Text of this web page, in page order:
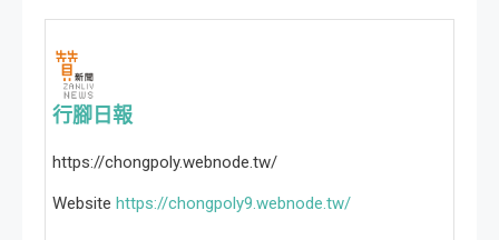
行腳日報
https://chongpoly.webnode.tw/
Website https://chongpoly9.webnode.tw/